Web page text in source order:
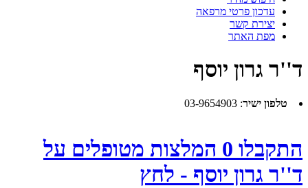
עדכון פרטי מרפאה
יצירת קשר
מפת האתר
ד''ר גרון יוסף
טלפון ישיר:
03-9654903
התקבלו 0 המלצות מטופלים על
ד''ר גרון יוסף - לחץ